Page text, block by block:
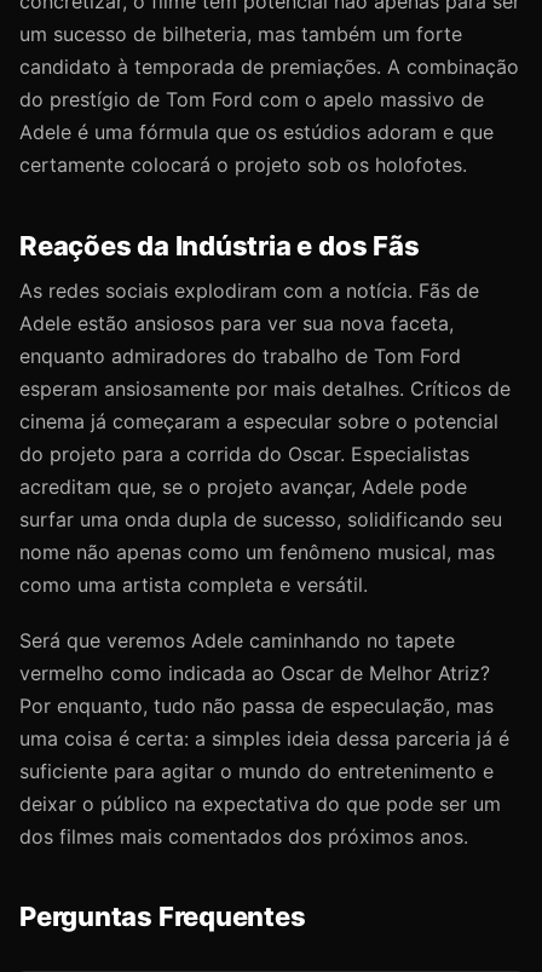
um sucesso de bilheteria, mas também um forte
candidato à temporada de premiações. A combinação
do prestígio de Tom Ford com o apelo massivo de
Adele é uma fórmula que os estúdios adoram e que
certamente colocará o projeto sob os holofotes.
Reações da Indústria e dos Fãs
As redes sociais explodiram com a notícia. Fãs de
Adele estão ansiosos para ver sua nova faceta,
enquanto admiradores do trabalho de Tom Ford
esperam ansiosamente por mais detalhes. Críticos de
cinema já começaram a especular sobre o potencial
do projeto para a corrida do Oscar. Especialistas
acreditam que, se o projeto avançar, Adele pode
surfar uma onda dupla de sucesso, solidificando seu
nome não apenas como um fenômeno musical, mas
como uma artista completa e versátil.
Será que veremos Adele caminhando no tapete
vermelho como indicada ao Oscar de Melhor Atriz?
Por enquanto, tudo não passa de especulação, mas
uma coisa é certa: a simples ideia dessa parceria já é
suficiente para agitar o mundo do entretenimento e
deixar o público na expectativa do que pode ser um
dos filmes mais comentados dos próximos anos.
Perguntas Frequentes